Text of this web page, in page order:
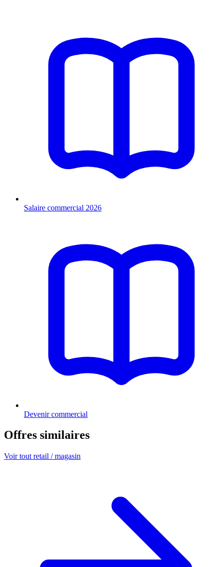
Salaire commercial 2026
Devenir commercial
Offres similaires
Voir tout retail / magasin